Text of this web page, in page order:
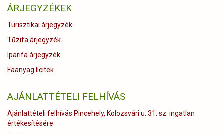
ÁRJEGYZÉKEK
Turisztikai árjegyzék
Tűzifa árjegyzék
Iparifa árjegyzék
Faanyag licitek
AJÁNLATTÉTELI FELHÍVÁS
Ajánlattételi felhívás Pincehely, Kolozsvári u. 31. sz. ingatlan
értékesítésére